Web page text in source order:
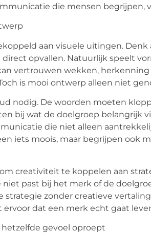
die mensen begrijpen,
aan visuele uitingen. Denk
direct opvallen. Natuurlijk speelt
vertrouwen wekken,
is mooi ontwerp alleen niet
nodig. De woorden moeten
bij wat de doelgroep belangrijk
die niet alleen
iets moois, maar begrijpen ook
creativiteit te koppelen aan
niet past bij het merk of de
strategie zonder creatieve
dat een merk echt gaat
gevoel oproept